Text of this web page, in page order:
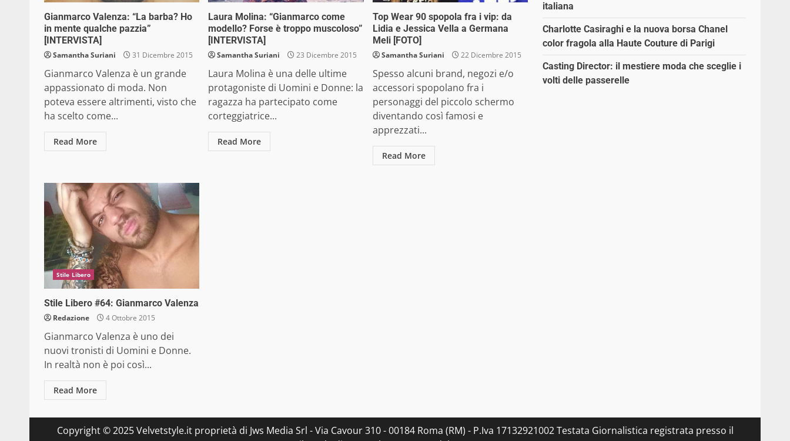
Gianmarco Valenza: “La barba? Ho
in mente qualche pazzia”
[INTERVISTA]
Samantha Suriani 31 Dicembre 2015
Gianmarco Valenza è un grande
appassionato di moda. Non
poteva essere altrimenti, visto che
ha scelto come...
Read More
Laura Molina: “Gianmarco come
modello? Forse è troppo muscoloso”
[INTERVISTA]
Samantha Suriani 23 Dicembre 2015
Laura Molina è una delle ultime
protagoniste di Uomini e Donne: la
ragazza ha partecipato come
corteggiatrice...
Read More
Top Wear 90 spopola fra i vip: da
Lidia e Jessica Vella a Germana
Meli [FOTO]
Samantha Suriani 22 Dicembre 2015
Spesso alcuni brand, negozi e/o
accessori spopolano fra i
personaggi del piccolo schermo
diventando così famosi e
apprezzati...
Read More
Stile Libero
Stile Libero #64: Gianmarco Valenza
Redazione 4 Ottobre 2015
Gianmarco Valenza è uno dei
nuovi tronisti di Uomini e Donne.
In realtà non è poi così...
Read More
italiana
Charlotte Casiraghi e la nuova borsa Chanel
color fragola alla Haute Couture di Parigi
Casting Director: il mestiere moda che sceglie i
volti delle passerelle
Copyright © 2025 Velvetstyle.it proprietà di Jws Media Srl - Via Cavour 310 - 00184 Roma (RM) - P.Iva 17132921002 Testata Giornalistica registrata presso il